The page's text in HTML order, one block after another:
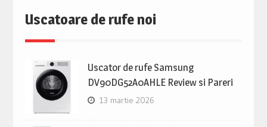
Uscatoare de rufe noi
Uscator de rufe Samsung
DV90DG52A0AHLE Review si Pareri
13 martie 2026